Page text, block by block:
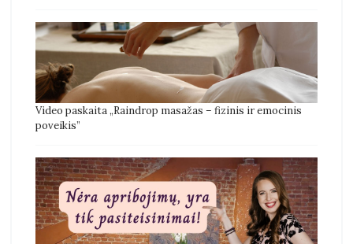
Video paskaita „Raindrop masažas – fizinis ir emocinis
poveikis”